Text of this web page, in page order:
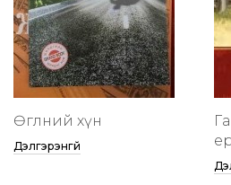
Өглөөний хүн
Дэлгэрэнгүй